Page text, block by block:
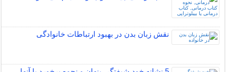
نقش زبان بدن در بهبود ارتباطات خانوادگی